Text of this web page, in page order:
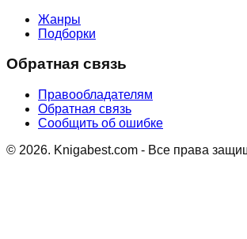
Жанры
Подборки
Обратная связь
Правообладателям
Обратная связь
Сообщить об ошибке
© 2026. Knigabest.com - Все права